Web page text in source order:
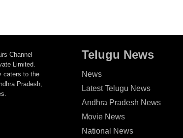
Channel
Limited.
caters to the
Pradesh,
Telugu News
News
Latest Telugu News
Andhra Pradesh News
Movie News
National News